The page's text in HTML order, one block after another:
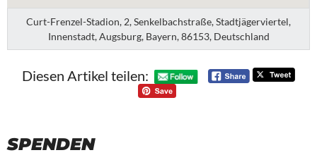
Curt-Frenzel-Stadion, 2, Senkelbachstraße, Stadtjägerviertel,
Innenstadt, Augsburg, Bayern, 86153, Deutschland
Diesen Artikel teilen:
SPENDEN